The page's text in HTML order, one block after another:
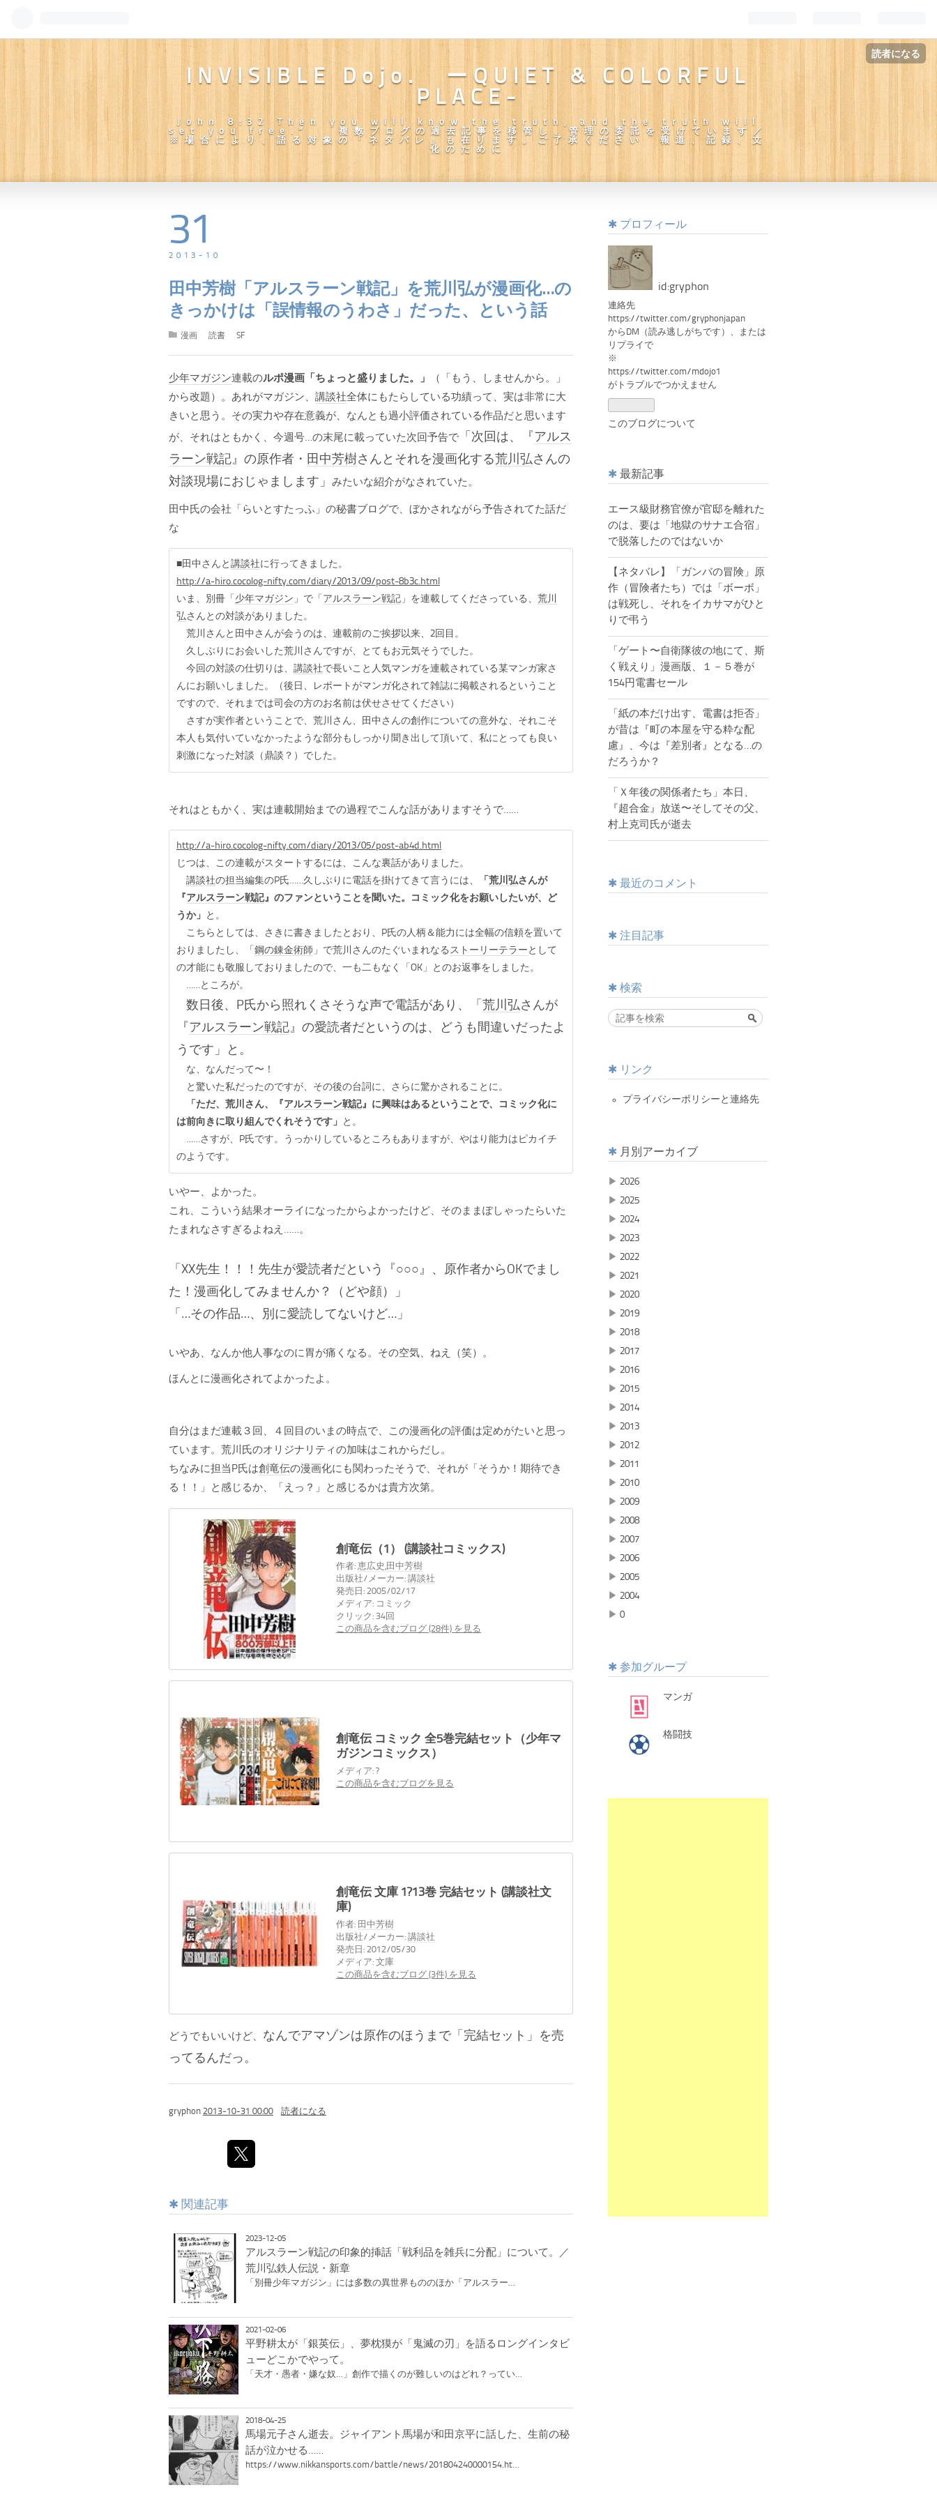
読者になる
INVISIBLE Dojo. ーQUIET & COLORFUL
PLACE-
John 8:32 Then you will know the truth, and the truth will
set you free." 複数ブログの過去記事を移管し、管理の委託を受けています／
※場合により、語る対象の「ネタバレ」も在ります。ご了承ください 報道、記録、文
化のために
2013- 10
31
田中芳樹「アルスラーン戦記」を荒川弘が漫画化…の
きっかけは「誤情報のうわさ」だった、という話
漫画 読書 SF
少年マガジン連載のルポ漫画「ちょっと盛りました。」
（「もう、しませんから。」
から改題）。あれがマガジン、 講談社全体にもたらしている功績って、実は非常に大
きいと思う。その実力や存在意義が、なんとも過小評価されている作品だと思います
が、それはともかく、今週号…の末尾に載っていた次回予告で 「次回は、『 アルス
ラーン戦記』の原作者・ 田中芳樹さんとそれを漫画化する荒川弘さんの
対談現場におじゃまします」 みたいな紹介がなされていた。
田中氏の会社「らいとすたっふ」の秘書ブログで、ぼかされながら予告されてた話だ
な
■田中さんと 講談社に行ってきました。
http://a-hiro.cocolog-nifty.com/diary/2013/09/post-8b3c.html
いま、別冊「 少年マガジン 」で「 アルスラーン戦記 」を連載してくださっている、 荒川
弘 さんとの対談がありました。
荒川さんと田中さんが会うのは、連載前のご挨拶以来、2回目。
久しぶりにお会いした荒川さんですが、とてもお元気そうでした。
今回の対談の仕切りは、 講談社で長いこと人気マンガを連載されている某マンガ家さ
んにお願いしました。（後日、レポートがマンガ化されて雑誌に掲載されるということ
ですので、それまでは司会の方のお名前は伏せさせてください）
さすが実作者ということで、荒川さん、田中さんの創作についての意外な、それこそ
本人も気付いていなかったような部分もしっかり聞き出して頂いて、私にとっても良い
刺激になった対談（鼎談？）でした。
それはともかく、実は連載開始までの過程でこんな話がありますそうで……
http://a-hiro.cocolog-nifty.com/diary/2013/05/post-ab4d.html
じつは、この連載がスタートするには、こんな裏話がありました。
講談社の担当編集のP氏……久しぶりに電話を掛けてきて言うには、 「 荒川弘さんが
『アルスラーン戦記』のファンということを聞いた。コミック化をお願いしたいが、ど
うか」
と。
こちらとしては、さきに書きましたとおり、P氏の人柄＆能力には全幅の信頼を置いて
おりましたし、「 鋼の錬金術師 」で荒川さんのたぐいまれなる ストーリーテラー として
の才能にも敬服しておりましたので、一も二もなく「OK」とのお返事をしました。
……ところが。
数日後、P氏から照れくさそうな声で電話があり、「 荒川弘さんが
『 アルスラーン戦記 』の愛読者だというのは、どうも間違いだったよ
うです」と。
な、なんだって〜！
と驚いた私だったのですが、その後の台詞に、さらに驚かされることに。
「ただ、荒川さん、『アルスラーン戦記』に興味はあるということで、コミック化に
は前向きに取り組んでくれそうです」
と。
……さすが、P氏です。うっかりしているところもありますが、やはり能力はピカイチ
のようです。
いやー、よかった。
これ、こういう結果オーライになったからよかったけど、そのままぽしゃったらいた
たまれなさすぎるよねえ……。
「XX先生！！！先生が愛読者だという『○○○』、原作者からOKでまし
た！漫画化してみませんか？（どや顔）」
「…その作品…、別に愛読してないけど…」
いやあ、なんか他人事なのに胃が痛くなる。その空気、ねえ（笑）。
ほんとに漫画化されてよかったよ。
自分はまだ連載３回、４回目のいまの時点で、この漫画化の評価は定めがたいと思っ
ています。荒川氏のオリジナリティの加味はこれからだし。
ちなみに担当P氏は創竜伝の漫画化にも関わったそうで、それが「そうか！期待でき
る！！」と感じるか、「えっ？」と感じるかは貴方次第。
創竜伝（1） (講談社コミックス)
作者: 恵広史 ,田中芳樹
出版社/メーカー: 講談社
発売日: 2005/02/17
メディア: コミック
クリック: 34回
この商品を含むブログ (28件) を見る
創竜伝 コミック 全5巻完結セット（少年マ
ガジンコミックス）
メディア: ?
この商品を含むブログを見る
創竜伝 文庫 1?13巻 完結セット (講談社文
庫)
作者: 田中芳樹
出版社/メーカー: 講談社
発売日: 2012/05/30
メディア: 文庫
この商品を含むブログ (3件) を見る
どうでもいいけど、 なんでアマゾンは原作のほうまで「完結セット」を売
ってるんだっ。
gryphon 2013-10-31 00:00 読者になる
関連記事
2023-12-05
アルスラーン戦記の印象的挿話「戦利品を雑兵に分配」について。／
荒川弘鉄人伝説・新章
「別冊少年マガジン」には多数の異世界もののほか「アルスラー…
2021-02-06
平野耕太が「銀英伝」、夢枕獏が「鬼滅の刃」を語るロングインタビ
ューどこかでやって。
「天才・愚者・嫌な奴…」創作で描くのが難しいのはどれ？ってい…
2018-04-25
馬場元子さん逝去。ジャイアント馬場が和田京平に話した、生前の秘
話が泣かせる……
https://www.nikkansports.com/battle/news/201804240000154.ht…
プロフィール
id:gryphon
連絡先
https://twitter.com/gryphonjapan
からDM（読み逃しがちです）、または
リプライで
※
https://twitter.com/mdojo1
がトラブルでつかえません
このブログについて
最新記事
エース級財務官僚が官邸を離れた
のは、要は「地獄のサナエ合宿」
で脱落したのではないか
【ネタバレ】「ガンバの冒険」原
作（冒険者たち）では「ボーボ」
は戦死し、それをイカサマがひと
りで弔う
「ゲート〜自衛隊彼の地にて、斯
く戦えり」漫画版、１－５巻が
154円電書セール
「紙の本だけ出す、電書は拒否」
が昔は『町の本屋を守る粋な配
慮』、今は『差別者』となる…の
だろうか？
「Ｘ年後の関係者たち」本日、
『超合金』放送〜そしてその父、
村上克司氏が逝去
最近のコメント
注目記事
検索
リンク
プライバシーポリシーと連絡先
月別アーカイブ
▶ 2026
▶ 2025
▶ 2024
▶ 2023
▶ 2022
▶ 2021
▶ 2020
▶ 2019
▶ 2018
▶ 2017
▶ 2016
▶ 2015
▶ 2014
▶ 2013
▶ 2012
▶ 2011
▶ 2010
▶ 2009
▶ 2008
▶ 2007
▶ 2006
▶ 2005
▶ 2004
▶ 0
参加グループ
マンガ
格闘技